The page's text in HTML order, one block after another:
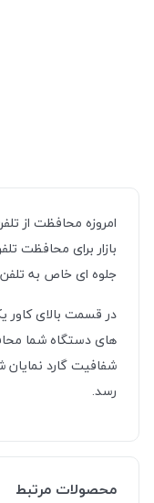
امروزه محافظت از
بازار برای محافظت
جلوه ای خاص به
در قسمت بالای
های دستگاه شما
شفافیت گارد
رسد.
محصولات مرتبط